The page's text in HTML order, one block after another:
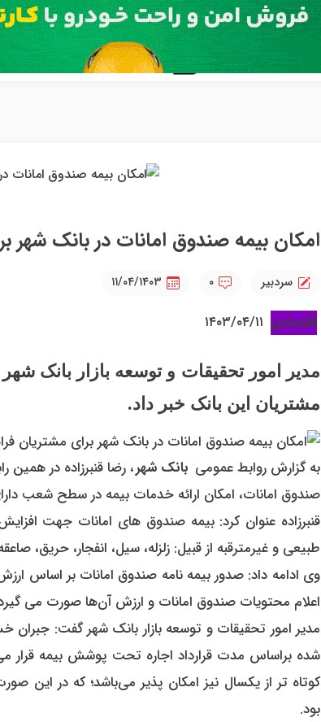
امکان بیمه صندوق امانات در بانک شهر
سردبیر ۰ ۱۱/۰۴/۱۴۰۳
اقتصادی ۱۴۰۳/۰۴/۱۱
مدیر امور تحقیقات و توسعه بازار بانک
مشتریان این بانک خبر داد.
به گزارش روابط عمومی بانک شهر، رضا قنبرزاده در
صندوق امانات، امکان ارائه خدمات بیمه در سطح شعب
قنبرزاده عنوان کرد: بیمه صندوق های امانات جهت
طبیعی و غیرمترقبه از قبیل: زلزله، سیل، انفجار، حریق،
اعلام محتویات صندوق امانات و ارزش آن‌ها صورت می
مدیر امور تحقیقات و توسعه بازار بانک شهر گفت:
شده براساس مدت قرارداد اجاره تحت پوشش بیمه قرار
کوتاه تر از یکسال نیز امکان پذیر می‌باشد؛ که در این
بود.